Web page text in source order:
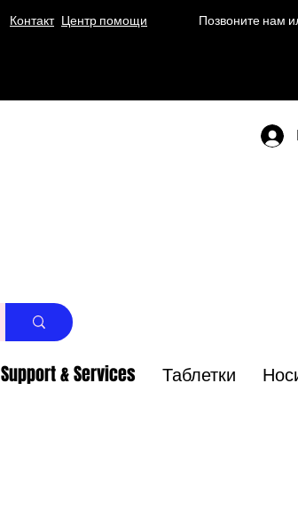
Контакт Центр помощи Позвоните нам
Support & Services Таблетки